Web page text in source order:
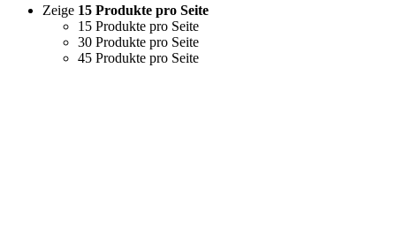
Zeige 15 Produkte pro Seite
15 Produkte pro Seite
30 Produkte pro Seite
45 Produkte pro Seite